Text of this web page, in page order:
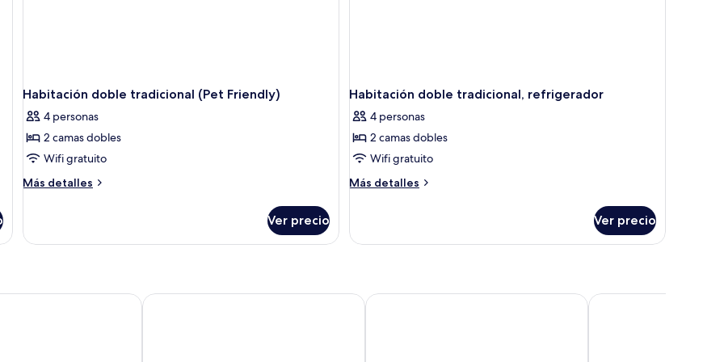
Habitación doble tradicional (Pet Friendly)
4 personas
2 camas dobles
Wifi gratuito
Más detalles
Más
doble
Ver precio
Habitación doble tradicional, refrigerador
4 personas
2 camas dobles
Wifi gratuito
Más detalles
Más
doble
Ver precio
Executive Inn Staybridge Suites Toronto Airport East by IHGSuper 8 by Wyndham Toronto East ONChelsea Hotel, Toronto